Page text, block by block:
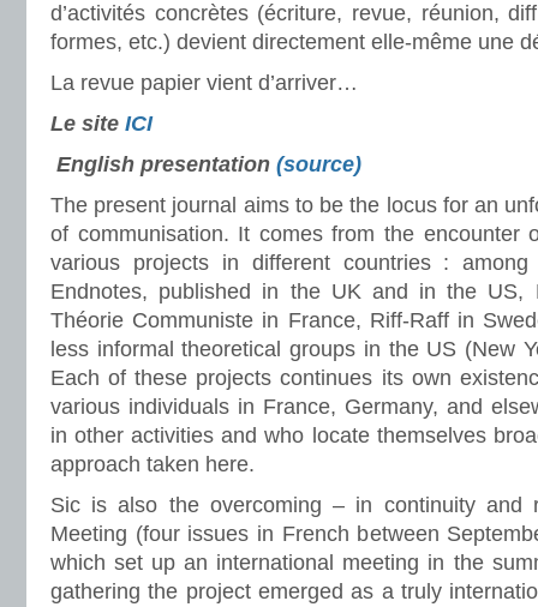
d’activités concrètes (écriture, revue, réunion,
formes, etc.) devient directement elle-même une
La revue papier vient d’arriver…
Le site ICI
English presentation (source)
The present journal aims to be the locus for an
of communisation. It comes from the encounter
various projects in different countries :
Endnotes, published in the UK and in the US,
Théorie Communiste in France, Riff-Raff in
less informal theoretical groups in the US (New
Each of these projects continues its own
various individuals in France, Germany, and
in other activities and who locate themselves
approach taken here.
Sic is also the overcoming – in continuity and
Meeting (four issues in French between
which set up an international meeting in the
gathering the project emerged as a truly